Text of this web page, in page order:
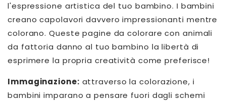
l'espressione artistica del tuo bambino. I bambini
creano capolavori davvero impressionanti mentre
colorano. Queste pagine da colorare con animali
da fattoria danno al tuo bambino la libertà di
esprimere la propria creatività come preferisce!
Immaginazione: attraverso la colorazione, i
bambini imparano a pensare fuori dagli schemi